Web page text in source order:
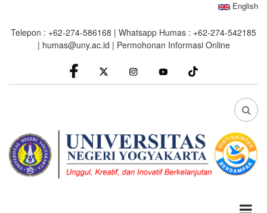
main
English
Telepon : +62-274-586168 | Whatsapp Humas : +62-274-542185
| humas@uny.ac.id | Permohonan Informasi Online
facebook
Instagram youtube
FA